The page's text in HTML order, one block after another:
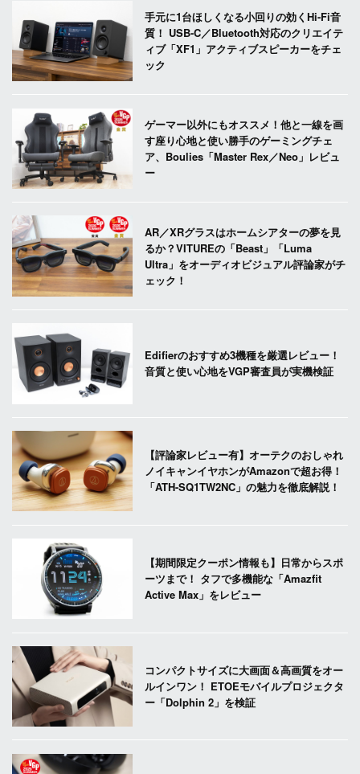
手元に1台ほしくなる小回りの効くHi-Fi音
質！ USB-C／Bluetooth対応のクリエイテ
ィブ「XF1」アクティブスピーカーをチェ
ック
ゲーマー以外にもオススメ！他と一線を画
す座り心地と使い勝手のゲーミングチェ
ア、Boulies「Master Rex／Neo」レビュ
ー
AR／XRグラスはホームシアターの夢を見
るか？VITUREの「Beast」「Luma
Ultra」をオーディオビジュアル評論家がチ
ェック！
Edifierのおすすめ3機種を厳選レビュー！
音質と使い心地をVGP審査員が実機検証
【評論家レビュー有】オーテクのおしゃれ
ノイキャンイヤホンがAmazonで超お得！
「ATH-SQ1TW2NC」の魅力を徹底解説！
【期間限定クーポン情報も】日常からスポ
ーツまで！ タフで多機能な「Amazfit
Active Max」をレビュー
コンパクトサイズに大画面＆高画質をオー
ルインワン！ ETOEモバイルプロジェクタ
ー「Dolphin 2」を検証